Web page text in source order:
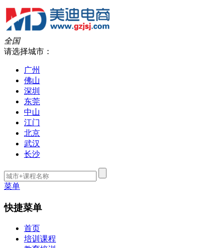
全国
请选择城市：
广州
佛山
深圳
东莞
中山
江门
北京
武汉
长沙
菜单
快捷菜单
首页
培训课程